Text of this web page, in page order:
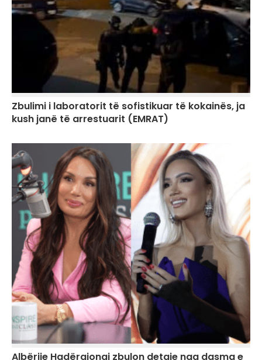
Zbulimi i laboratorit të sofistikuar të kokainës, ja
kush janë të arrestuarit (EMRAT)
Albërije Hadërgjonaj zbulon detaje nga dasma e